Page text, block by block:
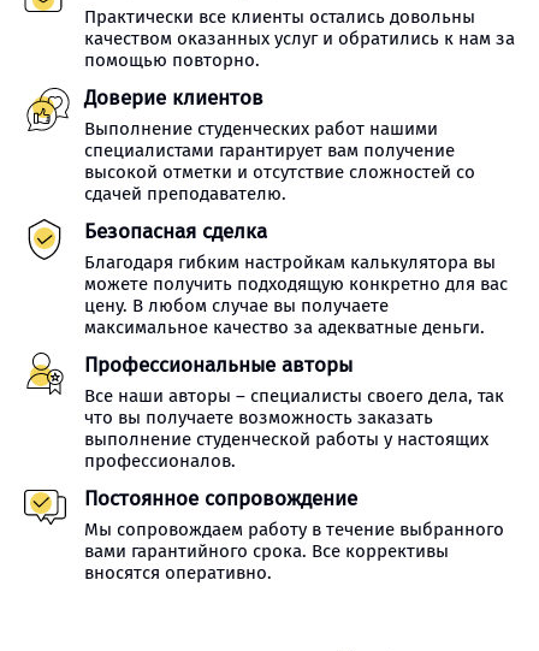
Практически все клиенты остались довольны
качеством оказанных услуг и обратились к нам за
помощью повторно.
Доверие клиентов
Выполнение студенческих работ нашими
специалистами гарантирует вам получение
высокой отметки и отсутствие сложностей со
сдачей преподавателю.
Безопасная сделка
Благодаря гибким настройкам калькулятора вы
можете получить подходящую конкретно для вас
цену. В любом случае вы получаете
максимальное качество за адекватные деньги.
Профессиональные авторы
Все наши авторы – специалисты своего дела, так
что вы получаете возможность заказать
выполнение студенческой работы у настоящих
профессионалов.
Постоянное сопровождение
Мы сопровождаем работу в течение выбранного
вами гарантийного срока. Все коррективы
вносятся оперативно.